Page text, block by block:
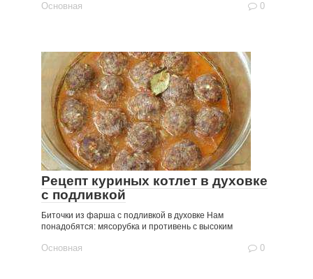
Основная 0
Рецепт куриных котлет в духовке
с подливкой
Биточки из фарша с подливкой в духовке Нам
понадобятся: мясорубка и противень с высоким
Основная 0